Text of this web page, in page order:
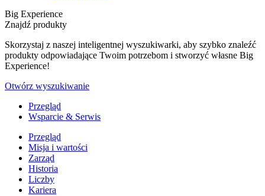
Big Experience
Znajdź produkty
Skorzystaj z naszej inteligentnej wyszukiwarki, aby szybko znaleźć
produkty odpowiadające Twoim potrzebom i stworzyć własne Big
Experience!
Otwórz wyszukiwanie
Przegląd
Wsparcie & Serwis
Przegląd
Misja i wartości
Zarząd
Historia
Liczby
Kariera